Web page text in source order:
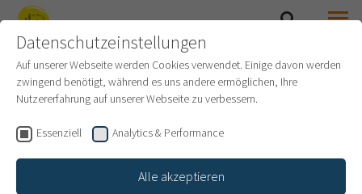
SAMMLUNG PRINZHORN
AKTUELLE AUSSTELLUNGEN
Datenschutzeinstellungen
Auf unserer Webseite werden Cookies verwendet. Einige davon werden
zwingend benötigt, während es uns andere ermöglichen, Ihre
Nutzererfahrung auf unserer Webseite zu verbessern.
Essenziell Analytics & Performance
Alle akzeptieren